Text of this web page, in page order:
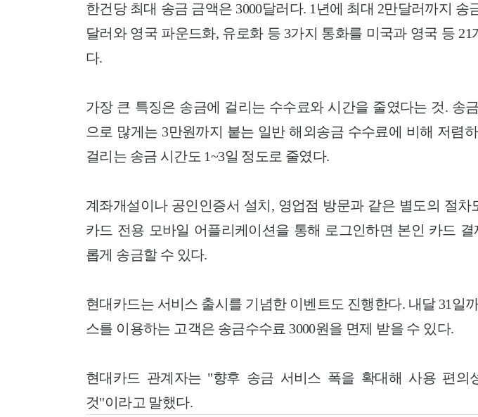
한건당 최대 송금 금액은 3000달러다. 1년에 최대 2만달러까지 송
달러와 영국 파운드화, 유로화 등 3가지 통화를 미국과 영국 등 21
다.
가장 큰 특징은 송금에 걸리는 수수료와 시간을 줄였다는 것. 송
으로 많게는 3만원까지 붙는 일반 해외송금 수수료에 비해 저렴하
걸리는 송금 시간도 1~3일 정도로 줄였다.
계좌개설이나 공인인증서 설치, 영업점 방문과 같은 별도의 절차
카드 전용 모바일 어플리케이션을 통해 로그인하면 본인 카드
롭게 송금할 수 있다.
현대카드는 서비스 출시를 기념한 이벤트도 진행한다. 내달 31일
스를 이용하는 고객은 송금수수료 3000원을 면제 받을 수 있다.
현대카드 관계자는 "향후 송금 서비스 폭을 확대해 사용 편의
것"이라고 말했다.